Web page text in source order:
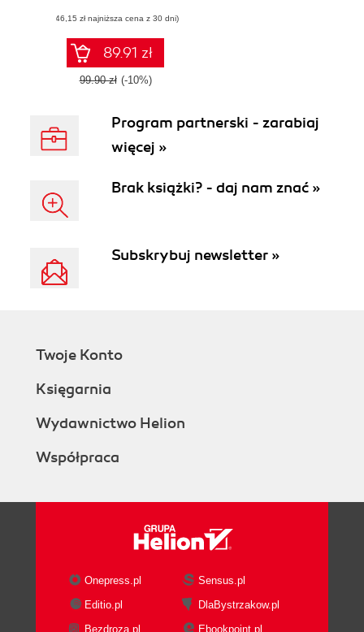
(46,15 zł najniższa cena z 30 dni)
89.91 zł
99.90 zł (-10%)
Program partnerski - zarabiaj
więcej »
Brak książki? - daj nam znać »
Subskrybuj newsletter »
Twoje Konto
Księgarnia
Wydawnictwo Helion
Współpraca
Onepress.pl
Sensus.pl
Editio.pl
DlaBystrzakow.pl
Bezdroza.pl
Ebookpoint.pl